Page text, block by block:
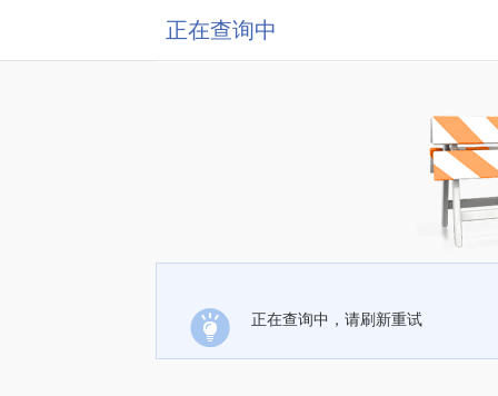
正在查询中
正在查询中，请刷新重试